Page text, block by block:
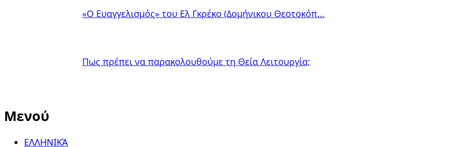
«Ο Ευαγγελισμός» του Ελ Γκρέκο (Δομήνικου Θεοτοκόπ...
Πως πρέπει να παρακολουθούμε τη Θεία Λειτουργία;
Μενού
ΕΛΛΗΝΙΚΆ